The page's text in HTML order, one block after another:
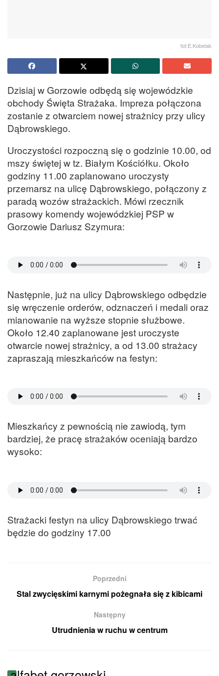
fot:E.Kobelak
Dzisiaj w Gorzowie odbędą się wojewódzkie
obchody Święta Strażaka. Impreza połączona
zostanie z otwarciem nowej strażnicy przy ulicy
Dąbrowskiego.
Uroczystości rozpoczną się o godzinie 10.00, od
mszy świętej w tz. Białym Kościółku. Około
godziny 11.00 zaplanowano uroczysty
przemarsz na ulicę Dąbrowskiego, połączony z
paradą wozów strażackich. Mówi rzecznik
prasowy komendy wojewódzkiej PSP w
Gorzowie Dariusz Szymura:
Następnie, już na ulicy Dąbrowskiego odbędzie
się wręczenie orderów, odznaczeń i medali oraz
mianowanie na wyższe stopnie służbowe.
Około 12.40 zaplanowane jest uroczyste
otwarcie nowej strażnicy, a od 13.00 strażacy
zapraszają mieszkańców na festyn:
Mieszkańcy z pewnością nie zawiodą, tym
bardziej, że pracę strażaków oceniają bardzo
wysoko:
Strażacki festyn na ulicy Dąbrowskiego trwać
będzie do godziny 17.00
Poprzedni
Stal zwycięskimi karnymi pożegnała się z kibicami
Następny
Utrudnienia w ruchu w centrum